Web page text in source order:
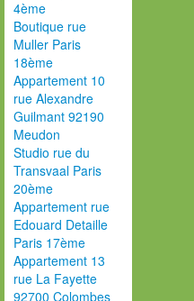
4ème
Boutique rue
Muller Paris
18ème
Appartement 10
rue Alexandre
Guilmant 92190
Meudon
Studio rue du
Transvaal Paris
20ème
Appartement rue
Edouard Detaille
Paris 17ème
Appartement 13
rue La Fayette
92700 Colombes